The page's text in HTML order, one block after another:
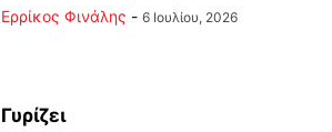
Ερρίκος Φινάλης - 6 Ιουλίου, 2026
Γυρίζει